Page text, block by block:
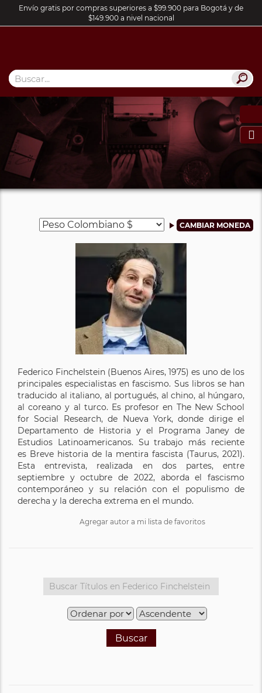
Envío gratis por compras superiores a $99.900 para Bogotá y de
$149.900 a nivel nacional

Federico Finchelstein (Buenos Aires, 1975) es uno de los
principales especialistas en fascismo. Sus libros se han
traducido al italiano, al portugués, al chino, al húngaro,
al coreano y al turco. Es profesor en The New School
for Social Research, de Nueva York, donde dirige el
Departamento de Historia y el Programa Janey de
Estudios Latinoamericanos. Su trabajo más reciente
es Breve historia de la mentira fascista (Taurus, 2021).
Esta entrevista, realizada en dos partes, entre
septiembre y octubre de 2022, aborda el fascismo
contemporáneo y su relación con el populismo de
derecha y la derecha extrema en el mundo.
Agregar autor a mi lista de favoritos
Buscar